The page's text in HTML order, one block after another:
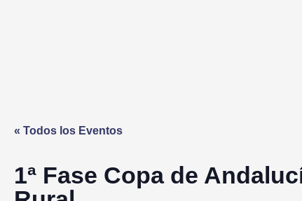
« Todos los Eventos
1ª Fase Copa de